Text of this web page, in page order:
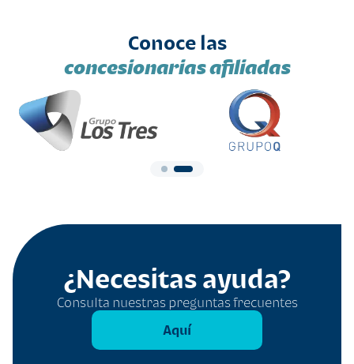
Conoce las
concesionarias afiliadas
¿Necesitas ayuda?
Consulta nuestras preguntas frecuentes
Aquí